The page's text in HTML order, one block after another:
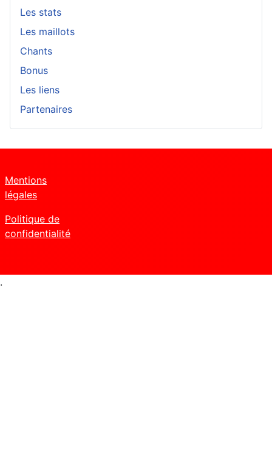
Les stats
Les maillots
Chants
Bonus
Les liens
Partenaires
Mentions
légales
Politique de
confidentialité
.